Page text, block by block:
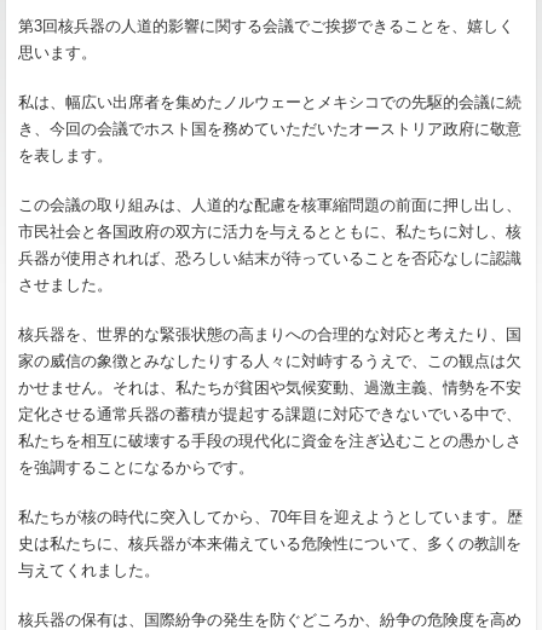
第3回核兵器の人道的影響に関する会議でご挨拶できることを、嬉しく
思います。
私は、幅広い出席者を集めたノルウェーとメキシコでの先駆的会議に続
き、今回の会議でホスト国を務めていただいたオーストリア政府に敬意
を表します。
この会議の取り組みは、人道的な配慮を核軍縮問題の前面に押し出し、
市民社会と各国政府の双方に活力を与えるとともに、私たちに対し、核
兵器が使用されれば、恐ろしい結末が待っていることを否応なしに認識
させました。
核兵器を、世界的な緊張状態の高まりへの合理的な対応と考えたり、国
家の威信の象徴とみなしたりする人々に対峙するうえで、この観点は欠
かせません。それは、私たちが貧困や気候変動、過激主義、情勢を不安
定化させる通常兵器の蓄積が提起する課題に対応できないでいる中で、
私たちを相互に破壊する手段の現代化に資金を注ぎ込むことの愚かしさ
を強調することになるからです。
私たちが核の時代に突入してから、70年目を迎えようとしています。歴
史は私たちに、核兵器が本来備えている危険性について、多くの教訓を
与えてくれました。
核兵器の保有は、国際紛争の発生を防ぐどころか、紛争の危険度を高め